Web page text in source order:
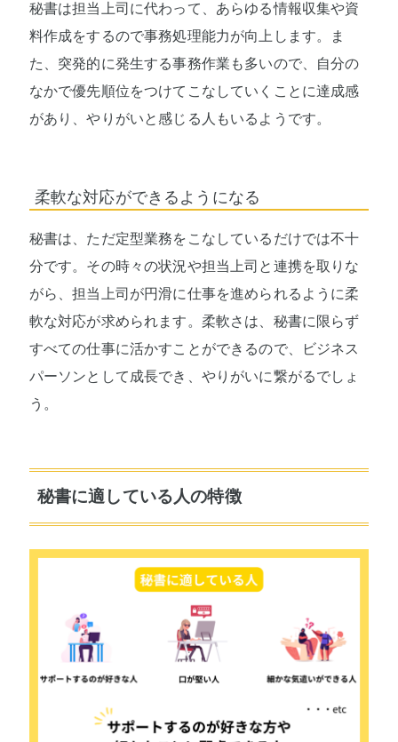
秘書は担当上司に代わって、あらゆる情報収集や資
料作成をするので事務処理能力が向上します。ま
た、突発的に発生する事務作業も多いので、自分の
なかで優先順位をつけてこなしていくことに達成感
があり、やりがいと感じる人もいるようです。
柔軟な対応ができるようになる
秘書は、ただ定型業務をこなしているだけでは不十
分です。その時々の状況や担当上司と連携を取りな
がら、担当上司が円滑に仕事を進められるように柔
軟な対応が求められます。柔軟さは、秘書に限らず
すべての仕事に活かすことができるので、ビジネス
パーソンとして成長でき、やりがいに繋がるでしょ
う。
秘書に適している人の特徴